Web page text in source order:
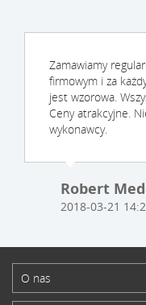
Zamawiamy
firmowym i za
jest wzorowa.
Ceny atrakcyjne.
wykonawcy.
Robert
2018-03-21
O nas